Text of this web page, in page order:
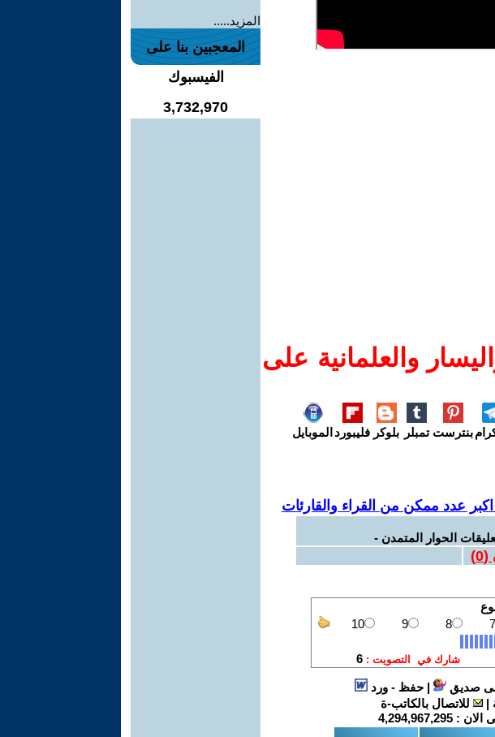
والعلمانية على
بنترست تمبلر بلوكر فليبورد الموبايل
عدد ممكن من القراء والقارئات
الحوار المتمدن -
(
0
)
صديق |حفظ - ورد
|
للاتصال بالكاتب-ة
الان :4,294,967,295
المزيد.....
المعجبين بنا على
الفيسبوك
3,732,970